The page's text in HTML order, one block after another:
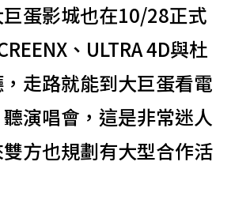
蛋影城也在10/28正式
、ULTRA 4D與杜
走路就能到大巨蛋看電
演唱會，這是非常迷人
方也規劃有大型合作活